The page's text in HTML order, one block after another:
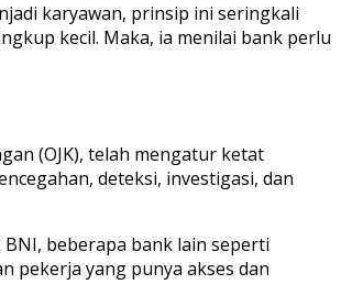
karyawan, prinsip ini seringkali
kecil. Maka, ia menilai bank perlu
(OJK), telah mengatur ketat
deteksi, investigasi, dan
beberapa bank lain seperti
pekerja yang punya akses dan